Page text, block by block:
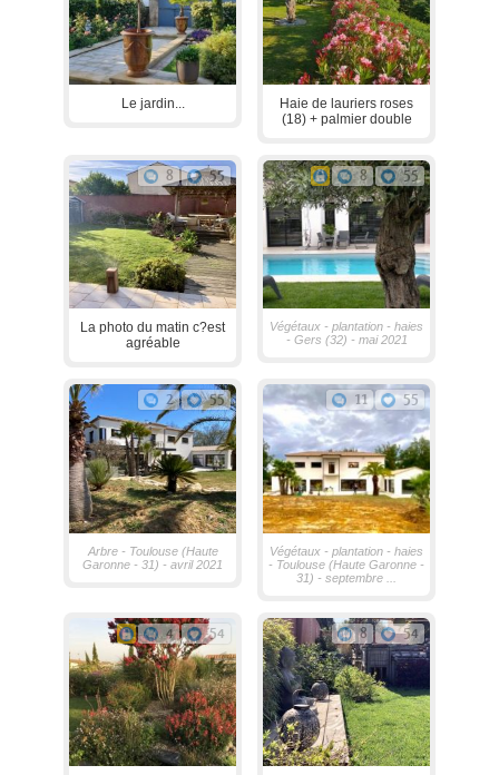
Le jardin...
Haie de lauriers roses
(18) + palmier double
8 55
La photo du matin c?est
agréable
8 55
Végétaux - plantation - haies
- Gers (32) - mai 2021
2 55
Arbre - Toulouse (Haute
Garonne - 31) - avril 2021
11 55
Végétaux - plantation - haies
- Toulouse (Haute Garonne -
31) - septembre ...
4 54 8 54